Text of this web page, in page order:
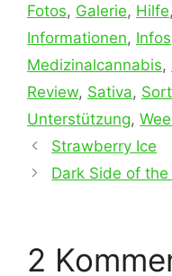
Fotos, Galerie, Hilfe,
Informationen, Infos
Medizinalcannabis,
Review, Sativa,
Unterstützung,
Strawberry Ice
Dark Side of the
2